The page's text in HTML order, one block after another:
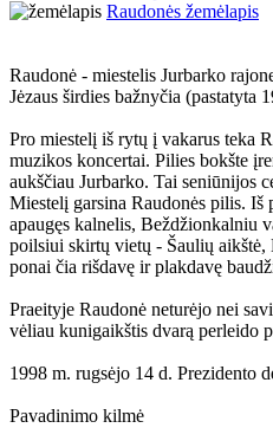
Raudonės žemėlapis
Raudonė - miestelis Jurbarko
Jėzaus širdies bažnyčia
Pro miestelį iš rytų į vakarus teka
muzikos koncertai. Pilies bokšte
aukščiau Jurbarko. Tai seniūnijos
Miestelį garsina Raudonės pilis. Iš
apaugęs kalnelis, Beždžionkalniu
poilsiui skirtų vietų - Šaulių aikštė,
ponai čia rišdavę ir plakdavę
Praeityje Raudonė neturėjo nei
vėliau kunigaikštis dvarą perleido
1998 m. rugsėjo 14 d. Prezidento
Pavadinimo kilmė